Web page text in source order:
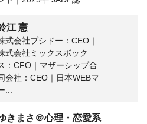
江 憲
式会社ブシドー：CEO｜
式会社ミックスボック
：CFO｜マザーシップ合
会社：CEO｜日本WEBマ
...
きまさ＠心理・恋愛系